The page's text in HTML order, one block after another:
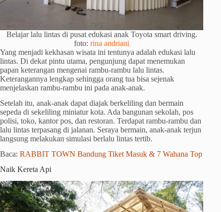
Belajar lalu lintas di pusat edukasi anak Toyota smart driving.
foto:rina andriani
Yang menjadi kekhasan wisata ini tentunya adalah edukasi lalu
lintas. Di dekat pintu utama, pengunjung dapat menemukan
papan keterangan mengenai rambu-rambu lalu lintas.
Keterangannya lengkap sehingga orang tua bisa sejenak
menjelaskan rambu-rambu ini pada anak-anak.
Setelah itu, anak-anak dapat diajak berkeliling dan bermain
sepeda di sekeliling miniatur kota. Ada bangunan sekolah, pos
polisi, toko, kantor pos, dan restoran. Terdapat rambu-rambu dan
lalu lintas terpasang di jalanan. Seraya bermain, anak-anak terjun
langsung melakukan simulasi berlalu lintas tertib.
Baca: RABBIT TOWN Bandung Tiket Masuk & 7 Wahana Top
Naik Kereta Api